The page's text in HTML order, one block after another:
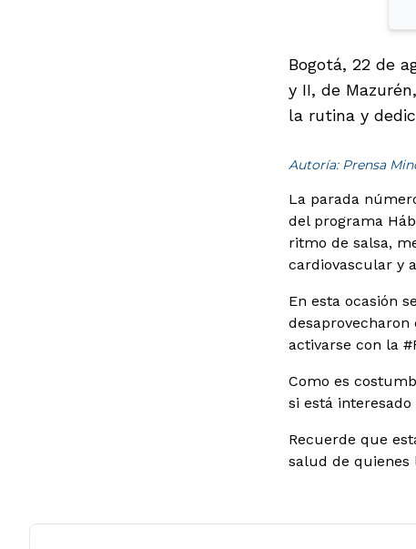
Bogotá, 22 de
y II, de
la rutina y
Autoría: Prensa
La parada
del programa
ritmo de salsa,
cardiovascular y
En esta ocasión
activarse con la
Como es
si está
Recuerde que
salud de quienes